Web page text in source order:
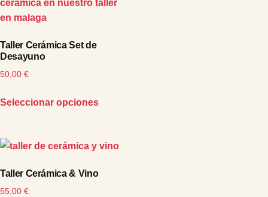
Taller Cerámica Set de
Desayuno
50,00 €
Seleccionar opciones
Taller Cerámica & Vino
55,00 €